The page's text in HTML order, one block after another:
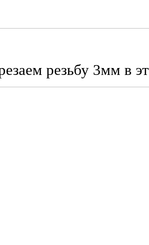
резьбу 3мм в